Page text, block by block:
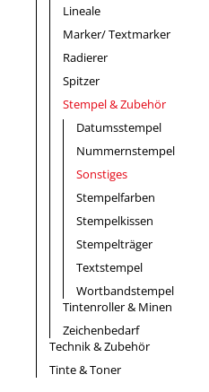
Lineale
Marker/ Textmarker
Radierer
Spitzer
Stempel & Zubehör
Datumsstempel
Nummernstempel
Sonstiges
Stempelfarben
Stempelkissen
Stempelträger
Textstempel
Wortbandstempel
Tintenroller & Minen
Zeichenbedarf
Technik & Zubehör
Tinte & Toner